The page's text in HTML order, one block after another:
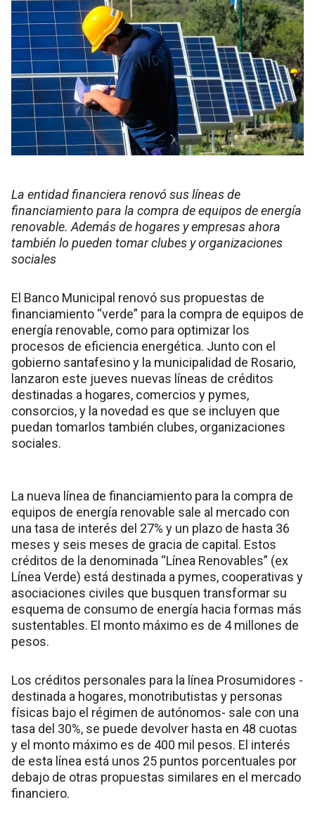
La entidad financiera renovó sus líneas de
financiamiento para la compra de equipos de energía
renovable. Además de hogares y empresas ahora
también lo pueden tomar clubes y organizaciones
sociales
El Banco Municipal renovó sus propuestas de
financiamiento “verde” para la compra de equipos de
energía renovable, como para optimizar los
procesos de eficiencia energética. Junto con el
gobierno santafesino y la municipalidad de Rosario,
lanzaron este jueves nuevas líneas de créditos
destinadas a hogares, comercios y pymes,
consorcios, y la novedad es que se incluyen que
puedan tomarlos también clubes, organizaciones
sociales.
La nueva línea de financiamiento para la compra de
equipos de energía renovable sale al mercado con
una tasa de interés del 27% y un plazo de hasta 36
meses y seis meses de gracia de capital. Estos
créditos de la denominada “Línea Renovables” (ex
Línea Verde) está destinada a pymes, cooperativas y
asociaciones civiles que busquen transformar su
esquema de consumo de energía hacia formas más
sustentables. El monto máximo es de 4 millones de
pesos.
Los créditos personales para la línea Prosumidores -
destinada a hogares, monotributistas y personas
físicas bajo el régimen de autónomos- sale con una
tasa del 30%, se puede devolver hasta en 48 cuotas
y el monto máximo es de 400 mil pesos. El interés
de esta línea está unos 25 puntos porcentuales por
debajo de otras propuestas similares en el mercado
financiero.